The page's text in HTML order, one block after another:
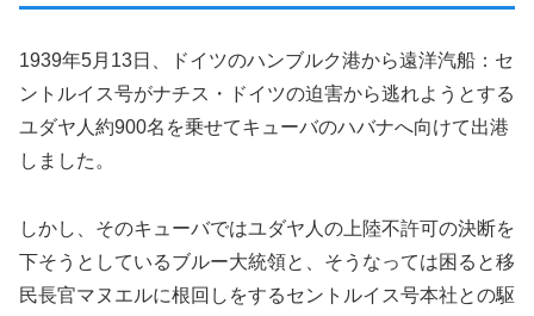
1939年5月13日、ドイツのハンブルク港から遠洋汽船：セ
ントルイス号がナチス・ドイツの迫害から逃れようとする
ユダヤ人約900名を乗せてキューバのハバナへ向けて出港
しました。
しかし、そのキューバではユダヤ人の上陸不許可の決断を
下そうとしているブルー大統領と、そうなっては困ると移
民長官マヌエルに根回しをするセントルイス号本社との駆